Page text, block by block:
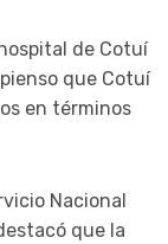
de Cotuí
que Cotuí
en términos
Nacional
que la